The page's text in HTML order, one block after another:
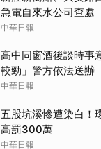
急電自來水公司查處
中華日報
高中同窗酒後談時
較勁」警方依法送辦
中華日報
五股坑溪慘遭染白！
高罰300萬
中華日報